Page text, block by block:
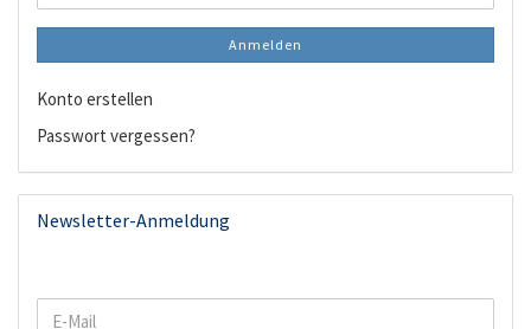
Anmelden
Konto erstellen
Passwort vergessen?
Newsletter-Anmeldung
WEITER
E-